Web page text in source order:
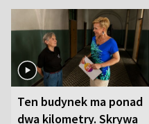
Ten budynek ma ponad
dwa kilometry. Skrywa